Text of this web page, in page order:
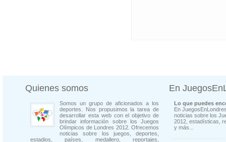
Quienes somos
Somos un grupo de aficionados a los
deportes. Nos propusimos la tarea de
desarrollar esta web con el objetivo de
brindar información sobre los Juegos
Olímpicos de Londres 2012. Ofrecemos
noticias sobre los juegos, deportes,
estadios, países, medallero, reportajes,
En
Lo que puedes
En
noticias sobre los
2012, estadísticas,
y más...